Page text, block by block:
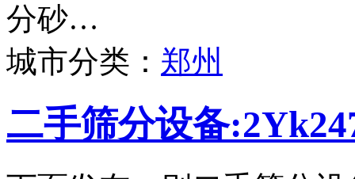
分砂…
城市分类： 郑州
二手筛分设备